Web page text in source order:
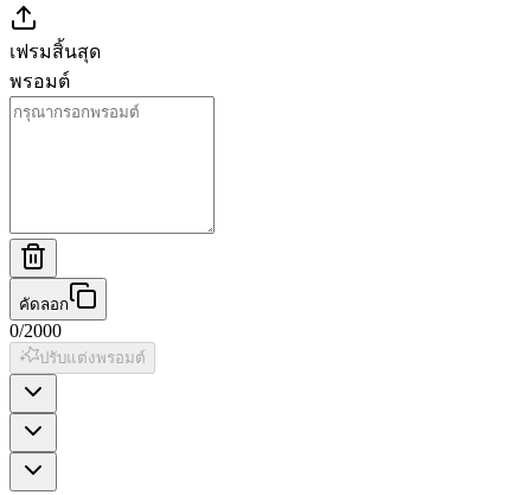
เฟรมสิ้นสุด
พรอมต์
คัดลอก
0/2000
ปรับแต่งพรอมต์